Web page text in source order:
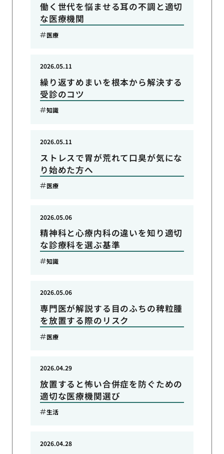
働く世代を悩ませる耳の不調と適切
な医療機関
医療
繰り返すめまいを根本から解決する
受診のコツ
2026.05.11
知識
ストレスで胃が荒れて口臭が気にな
り始めた方へ
2026.05.11
医療
精神科と心療内科の違いを知り適切
な診療科を選ぶ基準
2026.05.06
知識
専門医が解説する目のふちの稗粒腫
を放置する際のリスク
2026.05.06
医療
放置すると怖い合併症を防ぐための
適切な医療機関選び
2026.04.29
生活
2026.04.28